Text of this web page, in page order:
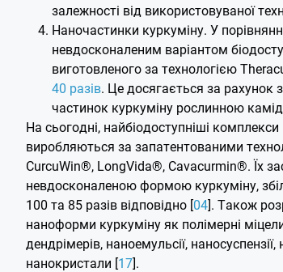
залежності від використовуваної
Наночастинки куркуміну. У
невдосконаленим варіантом
виготовленого за технологією
40 разів. Це досягається за рахунок
частинок куркуміну рослинною
На сьогодні, найбіодоступніші
виробляються за запатентованими
CurcuWin®, LongVida®, Cavacurmin®. Їх
невдосконаленою формою куркуміну,
100 та 85 разів відповідно [04]. Також
наноформи куркуміну як полімерні
дендрімерів, наноемульсії, наносуспензії,
нанокристали [17].